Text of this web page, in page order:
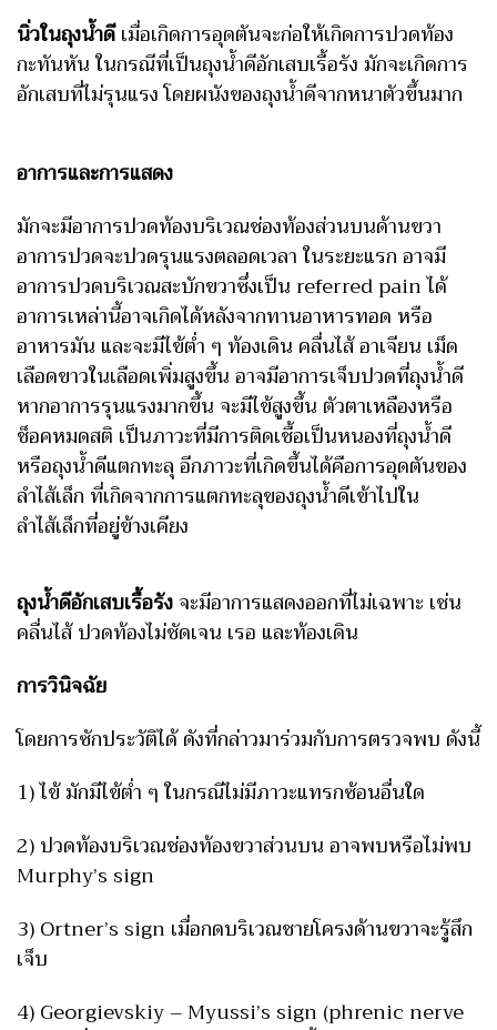
นิ่วในถุงน้ำดีเมื่อเกิดการอุดตันจะก่อให้เกิดการปวดท้อง
กะทันหัน ในกรณีที่เป็นถุงน้ำดีอักเสบเรื้อรัง มักจะเกิดการ
อักเสบที่ไม่รุนแรง โดยผนังของถุงน้ำดีจากหนาตัวขึ้นมาก
อาการและการแสดง
มักจะมีอาการปวดท้องบริเวณช่องท้องส่วนบนด้านขวา
อาการปวดจะปวดรุนแรงตลอดเวลา ในระยะแรก อาจมี
อาการปวดบริเวณสะบักขวาซึ่งเป็น referred pain ได้
อาการเหล่านี้อาจเกิดได้หลังจากทานอาหารทอด หรือ
อาหารมัน และจะมีไข้ต่ำ ๆ ท้องเดิน คลื่นไส้ อาเจียน เม็ด
เลือดขาวในเลือดเพิ่มสูงขึ้น อาจมีอาการเจ็บปวดที่ถุงน้ำดี
หากอาการรุนแรงมากขึ้น จะมีไข้สูงขึ้น ตัวตาเหลืองหรือ
ช็อคหมดสติ เป็นภาวะที่มีการติดเชื้อเป็นหนองที่ถุงน้ำดี
หรือถุงน้ำดีแตกทะลุ อีกภาวะที่เกิดขึ้นได้คือการอุดตันของ
ลำไส้เล็ก ที่เกิดจากการแตกทะลุของถุงน้ำดีเข้าไปใน
ลำไส้เล็กที่อยู่ข้างเคียง
ถุงน้ำดีอักเสบเรื้อรังจะมีอาการแสดงออกที่ไม่เฉพาะ เช่น
คลื่นไส้ ปวดท้องไม่ชัดเจน เรอ และท้องเดิน
การวินิจฉัย
โดยการซักประวัติได้ ดังที่กล่าวมาร่วมกับการตรวจพบ ดังนี้
1) ไข้ มักมีไข้ต่ำ ๆ ในกรณีไม่มีภาวะแทรกซ้อนอื่นใด
2) ปวดท้องบริเวณช่องท้องขวาส่วนบน อาจพบหรือไม่พบ
Murphy’s sign
3) Ortner’s sign เมื่อกดบริเวณชายโครงด้านขวาจะรู้สึก
เจ็บ
4) Georgievskiy – Myussi’s sign (phrenic nerve